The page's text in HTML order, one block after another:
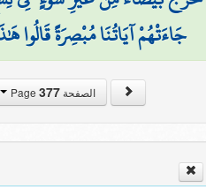
جَاءَتْهُمْ آيَاتُنَا مُبْصِرَةً
الصفحة Page377